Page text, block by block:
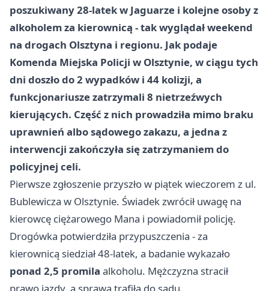
poszukiwany 28-latek w Jaguarze i kolejne osoby z
alkoholem za kierownicą - tak wyglądał weekend
na drogach Olsztyna i regionu. Jak podaje
Komenda Miejska Policji w Olsztynie, w ciągu tych
dni doszło do2 wypadków i 44 kolizji, a
funkcjonariusze zatrzymali 8 nietrzeźwych
kierujących. Część z nich prowadziła mimo braku
uprawnień albo sądowego zakazu, a jedna z
interwencji zakończyła się zatrzymaniem do
policyjnej celi.
Pierwsze zgłoszenie przyszło w piątek wieczorem z ul.
Bublewicza w Olsztynie. Świadek zwrócił uwagę na
kierowcę ciężarowego Mana i powiadomił policję.
Drogówka potwierdziła przypuszczenia - za
kierownicą siedział 48-latek, a badanie wykazało
ponad 2,5 promila alkoholu. Mężczyzna stracił